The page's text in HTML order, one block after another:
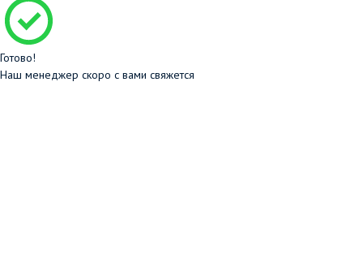
Готово!
Наш менеджер скоро с вами свяжется